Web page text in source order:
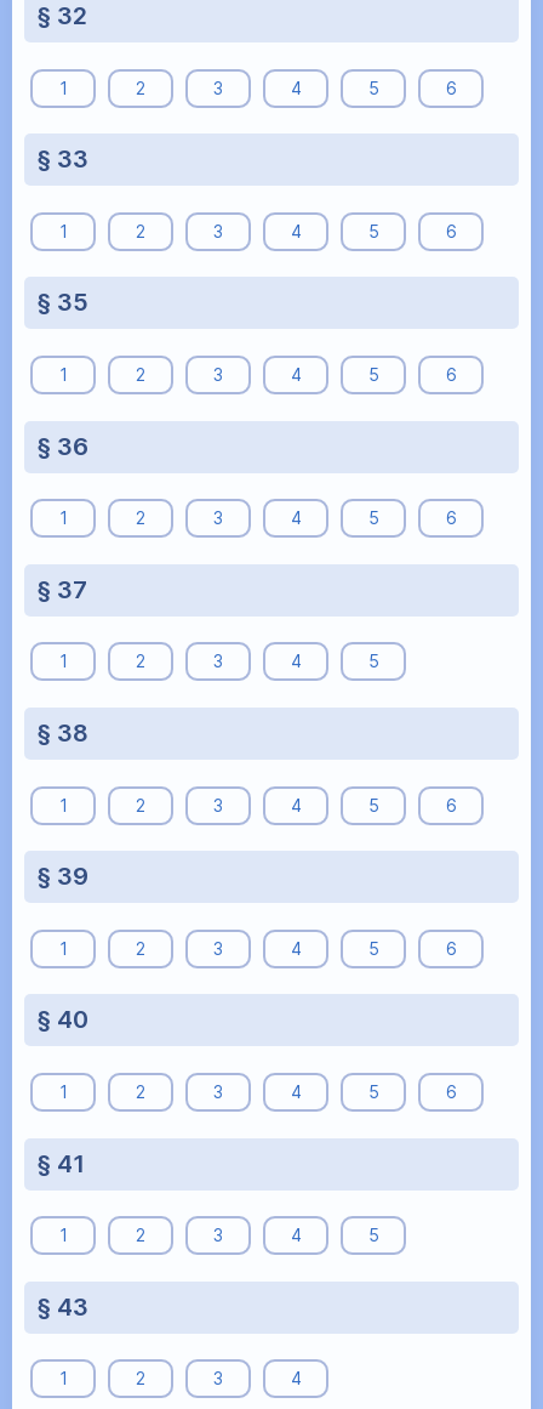
§ 32
1 2 3 4 5 6
§ 33
1 2 3 4 5 6
§ 35
1 2 3 4 5 6
§ 36
1 2 3 4 5 6
§ 37
1 2 3 4 5
§ 38
1 2 3 4 5 6
§ 39
1 2 3 4 5 6
§ 40
1 2 3 4 5 6
§ 41
1 2 3 4 5
§ 43
1 2 3 4